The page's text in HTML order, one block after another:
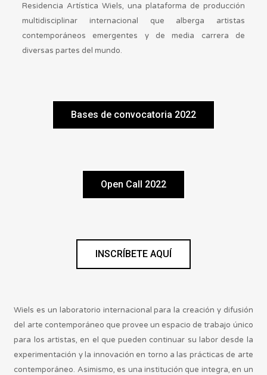
Residencia Artística Wiels, una plataforma de producción
multidisciplinar internacional que alberga artistas
contemporáneos emergentes y de media carrera de
diversas partes del mundo.
Bases de convocatoria 2022
Open Call 2022
INSCRÍBETE AQUÍ
Wiels es un laboratorio internacional para la creación y difusión
del arte contemporáneo que provee un espacio de trabajo único
para los artistas, en el que pueden continuar su labor desde la
experimentación y la innovación en torno a las prácticas de arte
contemporáneo. Asimismo, es una institución que integra, en un